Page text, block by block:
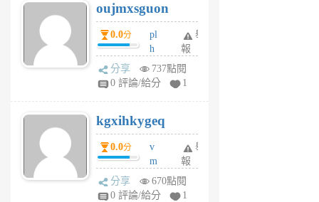
個
月
前
個
月
前
oujmxsguon
0.0分
pl
h
wi
w
6
個
月
前
舉
報
分享
737點閱
0 評論/給分
1
kgxihkygeq
0.0分
v
m
sg
sr
舉
報
分享
670點閱
0 評論/給分
1